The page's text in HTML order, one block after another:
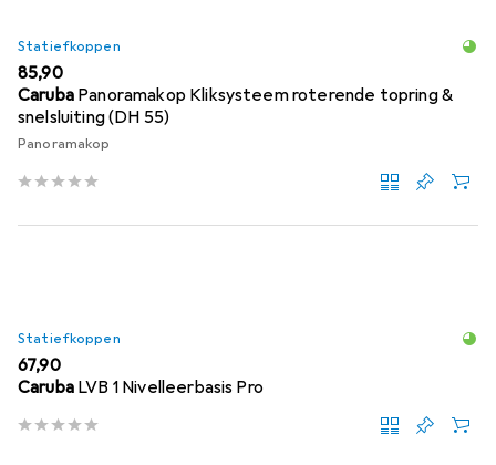
Statiefkoppen
EUR
85,90
Caruba Panoramakop Kliksysteem roterende topring &
snelsluiting (DH 55)
Panoramakop
Statiefkoppen
EUR
67,90
Caruba LVB 1 Nivelleerbasis Pro